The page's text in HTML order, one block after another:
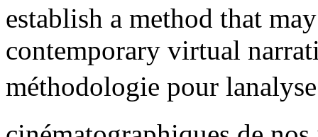
establish a method that
contemporary virtual
méthodologie pour